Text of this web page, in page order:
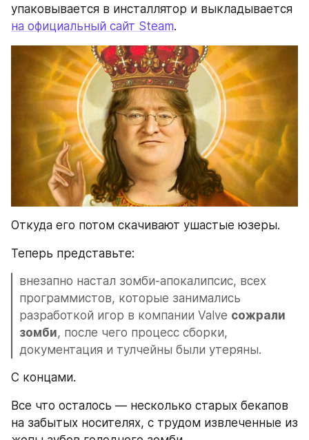
на официальный сайт Steam.
Откуда его потом скачивают ушастые юзеры.
Теперь представьте:
внезапно настал зомби-апокалипсис, всех
программистов, которые занимались
разработкой игор в компании Valve сожрали
зомби, после чего процесс сборки,
документация и тулчейны были утеряны.
C концами.
Все что осталось — несколько старых бекапов